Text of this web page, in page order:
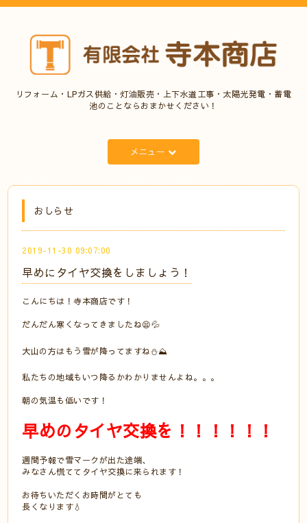
リフォーム・LPガス供給・灯油販売・上下水道工事・太陽光発電・蓄電
池のことならおまかせください！
メニュー
おしらせ
2019-11-30 09:07:00
早めにタイヤ交換をしましょう！
こんにちは！寺本商店です！
だんだん寒くなってきましたね😫💦
大山の方はもう雪が降ってますね⛄⛰
私たちの地域もいつ降るかわかりませんよね。。。
朝の気温も低いです！
早めのタイヤ交換を！！！！！！
週間予報で雪マークが出た途端、
みなさん慌ててタイヤ交換に来られます！
お待ちいただくお時間がとても
長くなります💧